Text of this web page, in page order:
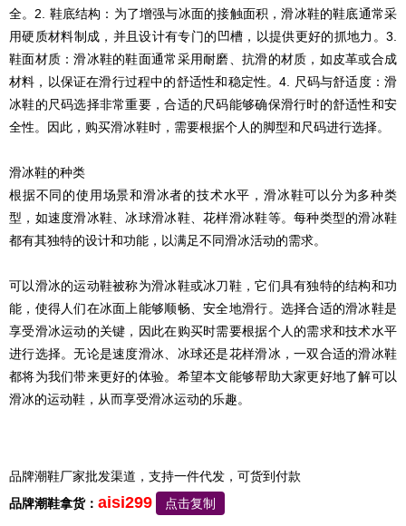
全。2. 鞋底结构：为了增强与冰面的接触面积，滑冰鞋的鞋底通常采
用硬质材料制成，并且设计有专门的凹槽，以提供更好的抓地力。3.
鞋面材质：滑冰鞋的鞋面通常采用耐磨、抗滑的材质，如皮革或合成
材料，以保证在滑行过程中的舒适性和稳定性。4. 尺码与舒适度：滑
冰鞋的尺码选择非常重要，合适的尺码能够确保滑行时的舒适性和安
全性。因此，购买滑冰鞋时，需要根据个人的脚型和尺码进行选择。
滑冰鞋的种类
根据不同的使用场景和滑冰者的技术水平，滑冰鞋可以分为多种类
型，如速度滑冰鞋、冰球滑冰鞋、花样滑冰鞋等。每种类型的滑冰鞋
都有其独特的设计和功能，以满足不同滑冰活动的需求。
可以滑冰的运动鞋被称为滑冰鞋或冰刀鞋，它们具有独特的结构和功
能，使得人们在冰面上能够顺畅、安全地滑行。选择合适的滑冰鞋是
享受滑冰运动的关键，因此在购买时需要根据个人的需求和技术水平
进行选择。无论是速度滑冰、冰球还是花样滑冰，一双合适的滑冰鞋
都将为我们带来更好的体验。希望本文能够帮助大家更好地了解可以
滑冰的运动鞋，从而享受滑冰运动的乐趣。
品牌潮鞋厂家批发渠道，支持一件代发，可货到付款
品牌潮鞋拿货： aisi299 点击复制